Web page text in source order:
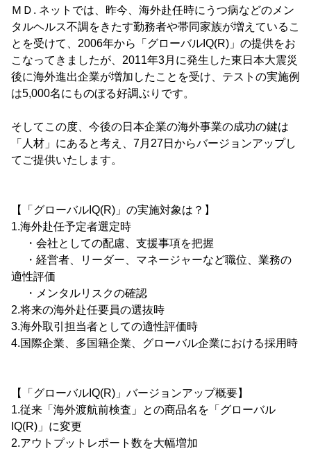
ＭＤ. ネットでは、昨今、海外赴任時にうつ病などのメン
タルヘルス不調をきたす勤務者や帯同家族が増えているこ
とを受けて、2006年から「グローバルIQ(R)」の提供をお
こなってきましたが、2011年3月に発生した東日本大震災
後に海外進出企業が増加したことを受け、テストの実施例
は5,000名にものぼる好調ぶりです。
そしてこの度、今後の日本企業の海外事業の成功の鍵は
「人材」にあると考え、7月27日からバージョンアップし
てご提供いたします。
【「グローバルIQ(R)」の実施対象は？】
1.海外赴任予定者選定時
・会社としての配慮、支援事項を把握
・経営者、リーダー、マネージャーなど職位、業務の
適性評価
・メンタルリスクの確認
2.将来の海外赴任要員の選抜時
3.海外取引担当者としての適性評価時
4.国際企業、多国籍企業、グローバル企業における採用時
【「グローバルIQ(R)」バージョンアップ概要】
1.従来「海外渡航前検査」との商品名を「グローバル
IQ(R)」に変更
2.アウトプットレポート数を大幅増加